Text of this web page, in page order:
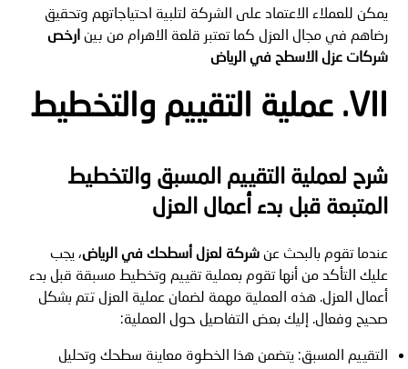
يمكن للعملاء الاعتماد على الشركة لتلبية احتياجاتهم وتحقيق
رضاهم في مجال العزل كما تعتبر قلعة الاهرام من بينارخص
شركات عزل الاسطح في الرياض
VII. عملية التقييم والتخطيط
شرح لعملية التقييم المسبق والتخطيط
المتبعة قبل بدء أعمال العزل
عندما تقوم بالبحث عن شركة لعزل أسطحك في الرياض، يجب
عليك التأكد من أنها تقوم بعملية تقييم وتخطيط مسبقة قبل بدء
أعمال العزل. هذه العملية مهمة لضمان عملية العزل تتم بشكل
صحيح وفعال. إليك بعض التفاصيل حول العملية:
التقييم المسبق: يتضمن هذا الخطوة معاينة سطحك وتحليل